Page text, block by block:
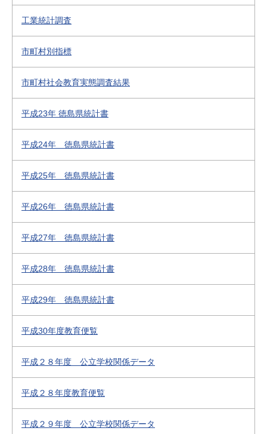
工業統計調査
市町村別指標
市町村社会教育実態調査結果
平成23年 徳島県統計書
平成24年 徳島県統計書
平成25年 徳島県統計書
平成26年 徳島県統計書
平成27年 徳島県統計書
平成28年 徳島県統計書
平成29年 徳島県統計書
平成30年度教育便覧
平成２８年度 公立学校関係データ
平成２８年度教育便覧
平成２９年度 公立学校関係データ